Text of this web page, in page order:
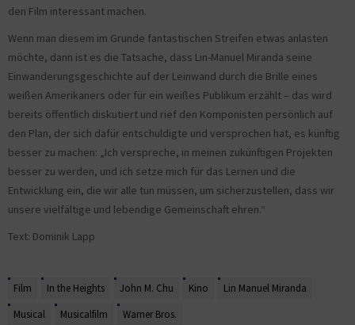
den Film interessant machen.
Wenn man diesem im Grunde fantastischen Streifen etwas anlasten
möchte, dann ist es die Tatsache, dass Lin-Manuel Miranda seine
Einwanderungsgeschichte auf der Leinwand durch die Brille eines
weißen Amerikaners oder für ein weißes Publikum erzählt – das wird
bereits öffentlich diskutiert und rief den Komponisten persönlich auf
den Plan, der sich dafür entschuldigte und versprochen hat, es künftig
besser zu machen: „Ich verspreche, in meinen zukünftigen Projekten
besser zu werden, und ich setze mich für das Lernen und die
Entwicklung ein, die wir alle tun müssen, um sicherzustellen, dass wir
unsere vielfältige und lebendige Gemeinschaft ehren.“
Text: Dominik Lapp
Film In the Heights John M. Chu Kino
Lin Manuel Miranda
Musical
Musicalfilm Warner Bros.